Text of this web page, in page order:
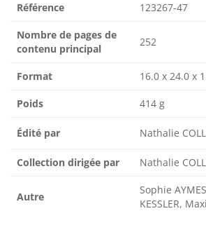
Référence 123267-47
Nombre de pages de
contenu principal
252
Format 16.0 x 24.0 x
Poids 414 g
Édité par Nathalie
Collection dirigée par Nathalie
Autre
Sophie
KESSLER,